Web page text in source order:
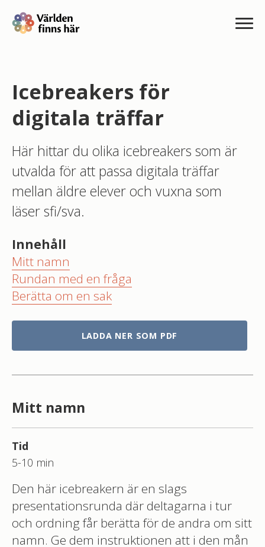
Icebreakers för
digitala träffar
Här hittar du olika icebreakers som är
utvalda för att passa digitala träffar
mellan äldre elever och vuxna som
läser sfi/sva.
Innehåll
Mitt namn
Rundan med en fråga
Berätta om en sak
LADDA NER SOM PDF
Mitt namn
Tid
5-10 min
Den här icebreakern är en slags
presentationsrunda där deltagarna i tur
och ordning får berätta för de andra om sitt
namn. Ge dem instruktionen att i den mån